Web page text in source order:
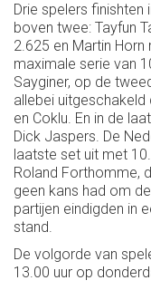
Drie spelers
boven twee: Tayfun
2.625 en Martin
maximale serie van
Sayginer, op de
allebei
en Coklu. En in de
Dick Jaspers. De
laatste set uit met
Roland Forthomme,
geen kans had om
partijen eindigden in
stand.
De volgorde van
13.00 uur op